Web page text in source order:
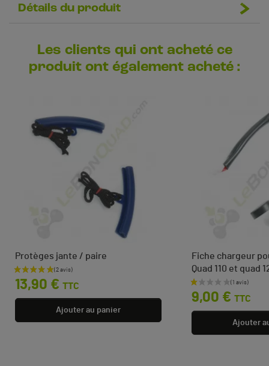
Détails du produit
Les clients qui ont acheté ce
produit ont également acheté :
Protèges jante / paire
Prix
13,90 € TTC
Ajouter au panier
Fiche chargeur
Quad 110 et quad
Prix
9,00 € TTC
Ajouter